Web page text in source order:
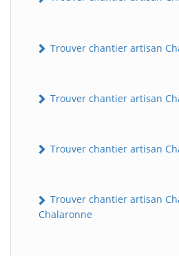
Trouver chantier artisan
Trouver chantier artisan
Trouver chantier artisan
Trouver chantier artisan
Chalaronne